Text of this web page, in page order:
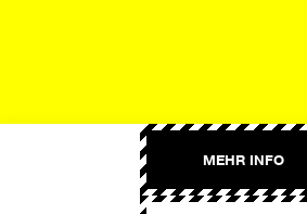
MEHR INFO